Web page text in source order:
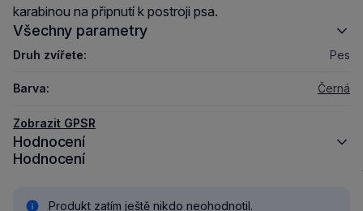
karabinou na připnutí k postroji psa.
Všechny parametry
Druh zvířete: Pes
Barva: Černá
Zobrazit GPSR
Hodnocení
Hodnocení
Produkt zatím ještě nikdo neohodnotil.